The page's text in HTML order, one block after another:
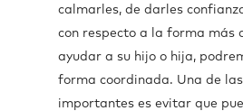
calmarles, de darles
con respecto a la forma más
ayudar a su hijo o hija,
forma coordinada. Una de
importantes es evitar que